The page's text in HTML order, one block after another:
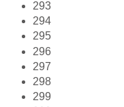
293
294
295
296
297
298
299